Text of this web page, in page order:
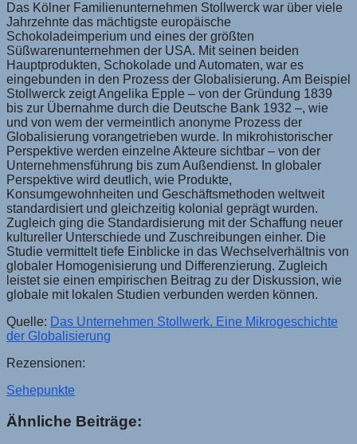
Das Kölner Familienunternehmen Stollwerck war über viele
Jahrzehnte das mächtigste europäische
Schokoladeimperium und eines der größten
Süßwarenunternehmen der USA. Mit seinen beiden
Hauptprodukten, Schokolade und Automaten, war es
eingebunden in den Prozess der Globalisierung. Am Beispiel
Stollwerck zeigt Angelika Epple – von der Gründung 1839
bis zur Übernahme durch die Deutsche Bank 1932 –, wie
und von wem der vermeintlich anonyme Prozess der
Globalisierung vorangetrieben wurde. In mikrohistorischer
Perspektive werden einzelne Akteure sichtbar – von der
Unternehmensführung bis zum Außendienst. In globaler
Perspektive wird deutlich, wie Produkte,
Konsumgewohnheiten und Geschäftsmethoden weltweit
standardisiert und gleichzeitig kolonial geprägt wurden.
Zugleich ging die Standardisierung mit der Schaffung neuer
kultureller Unterschiede und Zuschreibungen einher. Die
Studie vermittelt tiefe Einblicke in das Wechselverhältnis von
globaler Homogenisierung und Differenzierung. Zugleich
leistet sie einen empirischen Beitrag zu der Diskussion, wie
globale mit lokalen Studien verbunden werden können.
Quelle: Das Unternehmen Stollwerk. Eine Mikrogeschichte
der Globalisierung
Rezensionen:
Sehepunkte
Ähnliche Beiträge: